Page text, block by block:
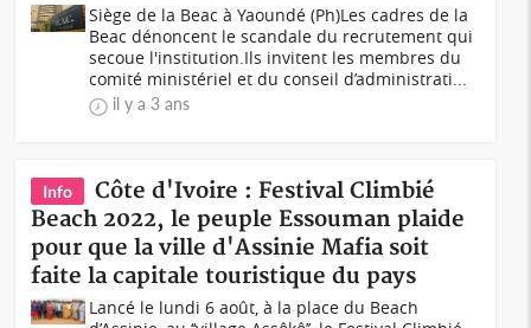
Siège de la Beac à Yaoundé (Ph)Les cadres de la
Beac dénoncent le scandale du recrutement qui
secoue l'institution.Ils invitent les membres du
comité ministériel et du conseil d’administrati...
il y a 3 ans
Info
Côte d'Ivoire : Festival Climbié
Beach 2022, le peuple Essouman plaide
pour que la ville d'Assinie Mafia soit
faite la capitale touristique du pays
Lancé le lundi 6 août, à la place du Beach